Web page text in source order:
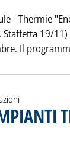
- Thermie
19/
Il